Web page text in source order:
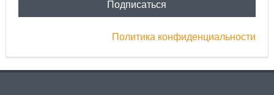
Политика конфиденциальности